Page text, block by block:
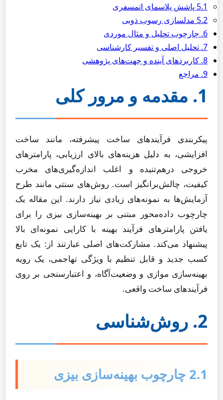
5.1 پاشش پلاسمای اتمسفری
5.2 مدلسازی رسوب ذوبی
6. چارچوب تحلیل و مثال موردی
7. تحلیل اصلی و تفسیر کارشناسی
8. کاربردهای آینده و جهت‌های پژوهشی
9. مراجع
1. مقدمه و مرور کلی
پیکربندی فرآیندهای ساخت پیشرفته، مانند ساخت
افزایشی، به دلیل هزینه‌های بالای ارزیابی، پارامترهای
خروجی درهم‌تنیده و اغلب اندازه‌گیری‌های مخرب
کیفیت، چالش‌برانگیز است. روش‌های سنتی مانند طرح
آزمایش‌ها به نمونه‌های زیادی نیاز دارند. این مقاله یک
چارچوب داده‌محور مبتنی بر بهینه‌سازی بیزی را برای
یافتن پارامترهای فرآیند بهینه با کارایی نمونه‌ای بالا
پیشنهاد می‌کند. مشارکت‌های اصلی عبارتند از: یک تابع
کسب جدید و قابل تنظیم با ویژگی تهاجمی، یک رویه
بهینه‌سازی موازی و وضعیت‌آگاه، و اعتبارسنجی بر روی
فرآیندهای ساخت واقعی.
2. روش‌شناسی
2.1 چارچوب بهینه‌سازی بیزی